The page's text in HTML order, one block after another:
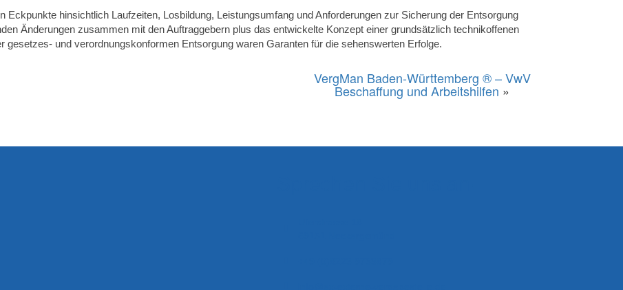
Eckpunkte hinsichtlich Laufzeiten, Losbildung, Leistungsumfang und Anforderungen zur Sicherung der Entsorgung
Änderungen zusammen mit den Auftraggebern plus das entwickelte Konzept einer grundsätzlich technikoffenen
gesetzes- und verordnungskonformen Entsorgung waren Garanten für die sehenswerten Erfolge.
VergMan Baden-Württemberg ® – VwV
Beschaffung und Arbeitshilfen »